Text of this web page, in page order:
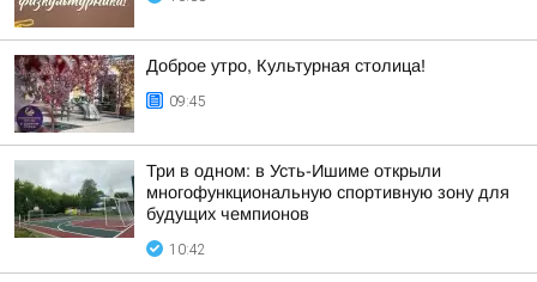
Доброе утро, Культурная столица!
09:45
Три в одном: в Усть-Ишиме открыли
многофункциональную спортивную зону для
будущих чемпионов
10:42